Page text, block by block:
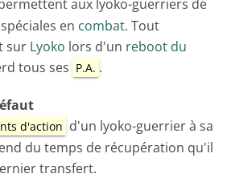
aux lyoko-guerriers de
en combat. Tout
sur Lyoko lors d'un reboot du
tous ses P.A. .
d'action d'un lyoko-guerrier à sa
du temps de récupération qu'il
transfert.